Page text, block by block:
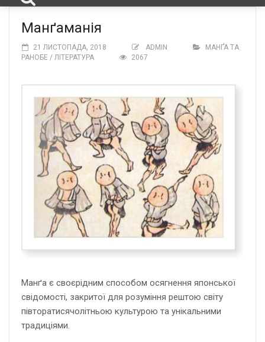
Манґаманія
21 ЛИСТОПАДА, 2018 ADMIN
МАНҐА ТА
РАНОБЕ / ЛІТЕРАТУРА
2067
Манґа є своєрідним способом осягнення японської
свідомості, закритої для розуміння рештою світу
півторатисячолітньою культурою та унікальними
традиціями.